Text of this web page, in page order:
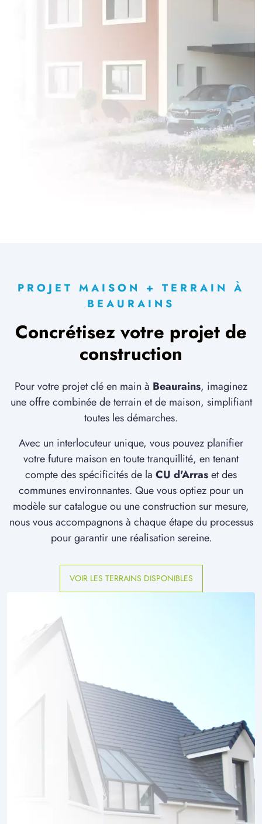
PROJET MAISON + TERRAIN À
BEAURAINS
Concrétisez votre projet de
construction
Pour votre projet clé en main à Beaurains, imaginez
une offre combinée de terrain et de maison, simplifiant
toutes les démarches.
Avec un interlocuteur unique, vous pouvez planifier
votre future maison en toute tranquillité, en tenant
compte des spécificités de la CU d'Arraset des
communes environnantes. Que vous optiez pour un
modèle sur catalogue ou une construction sur mesure,
nous vous accompagnons à chaque étape du processus
pour garantir une réalisation sereine.
VOIR LES TERRAINS DISPONIBLES